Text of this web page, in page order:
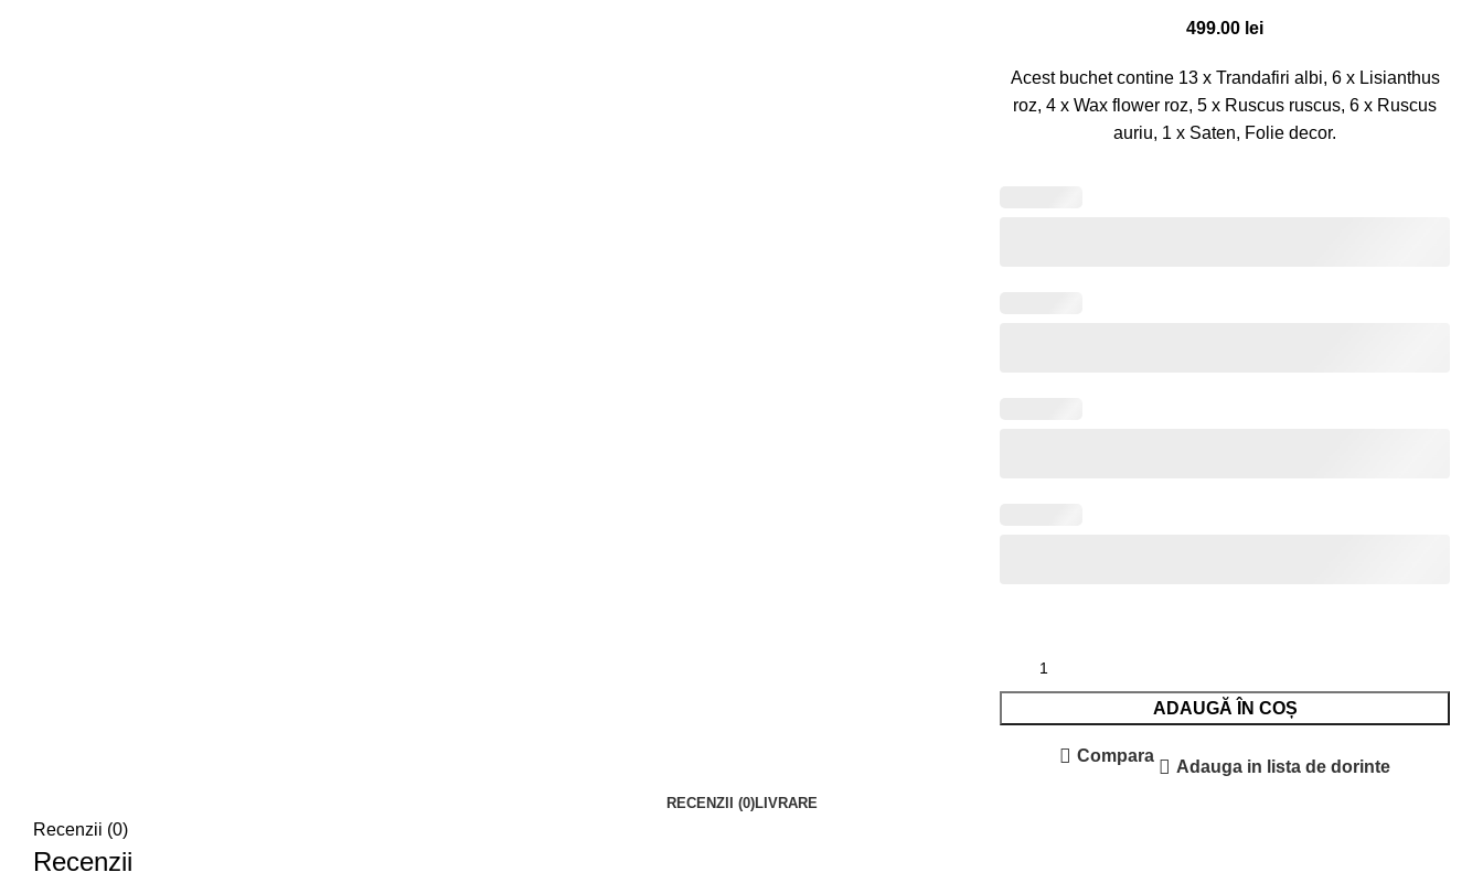
499.00 lei
Acest buchet contine 13 x Trandafiri albi, 6 x Lisianthus
roz, 4 x Wax flower roz, 5 x Ruscus ruscus, 6 x Ruscus
auriu, 1 x Saten, Folie decor.
ADAUGĂ ÎN COȘ
Compara
Adauga in lista de dorinte
RECENZII (0)LIVRARE
Recenzii (0)
Recenzii